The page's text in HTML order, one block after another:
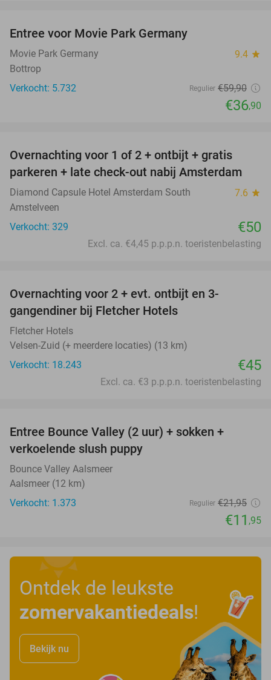
Entree voor Movie Park Germany
Movie Park Germany 9.4 star
Bottrop
Verkocht: 5.732
Regulier €59,90
€36,90
Overnachting voor 1 of 2 + ontbijt + gratis
parkeren + late check-out nabij Amsterdam
Diamond Capsule Hotel Amsterdam South 7.6 star
Amstelveen
Verkocht: 329
€50
Excl. ca. €4,45 p.p.p.n. toeristenbelasting
Overnachting voor 2 + evt. ontbijt en 3-
gangendiner bij Fletcher Hotels
Fletcher Hotels
Velsen-Zuid (+ meerdere locaties) (13 km)
Verkocht: 18.243
€45
Excl. ca. €3 p.p.p.n. toeristenbelasting
Entree Bounce Valley (2 uur) + sokken +
verkoelende slush puppy
Bounce Valley Aalsmeer
Aalsmeer (12 km)
Verkocht: 1.373
Regulier €21,95
€11 ,95
Ontdek de leukste
zomervakantiedeals!
Bekijk nu